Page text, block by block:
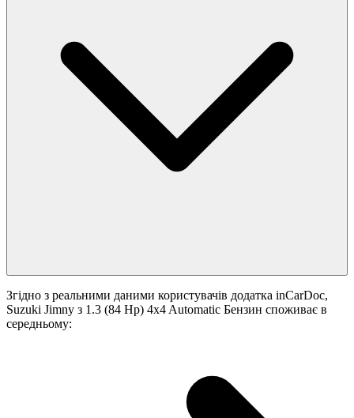
Згідно з реальними даними користувачів додатка inCarDoc,
Suzuki Jimny з 1.3 (84 Hp) 4x4 Automatic Бензин споживає в
середньому: